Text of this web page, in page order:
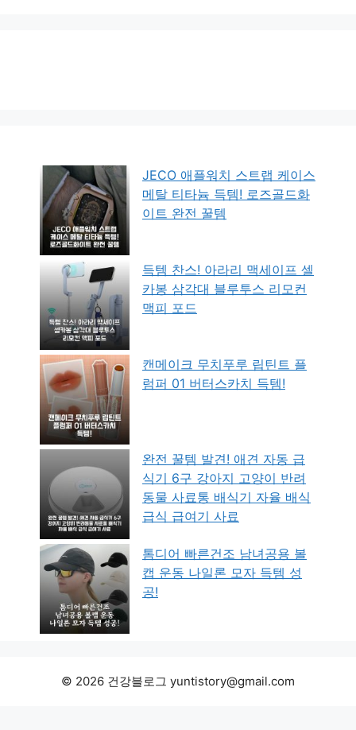
JECO 애플워치 스트랩 케이스
메탈 티타늄 득템! 로즈골드화
이트 완전 꿀템
득템 찬스! 아라리 맥세이프 셀
카봉 삼각대 블루투스 리모컨
맥피 포드
캔메이크 무치푸루 립틴트 플
럼퍼 01 버터스카치 득템!
완전 꿀템 발견! 애견 자동 급
식기 6구 강아지 고양이 반려
동물 사료통 배식기 자율 배식
급식 급여기 사료
톰디어 빠른건조 남녀공용 볼
캡 운동 나일론 모자 득템 성
공!
© 2026 건강블로그 yuntistory@gmail.com